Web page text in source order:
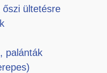
őszi ültetésre
palánták